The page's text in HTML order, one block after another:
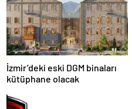
İzmir’deki eski DGM binaları
kütüphane olacak